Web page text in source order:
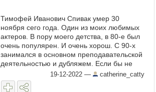
Тимофей Иванович Спивак умер 30
ноября сего года. Один из моих любимых
актеров. В пору моего детства, в 80-е был
очень популярен. И очень хорош. С 90-х
занимался в основном преподавательской
деятельностью и дубляжем. Если бы не
перестройка, думаю, все было бы иначе.
Но она многим ...
19-12-2022 — catherine_catty